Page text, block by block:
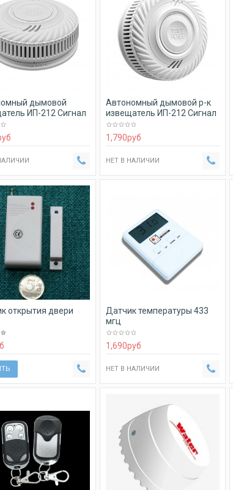
дымовой
ИП-212 Сигнал
Автономный дымовой р-к
извещатель ИП-212 Сигнал
П-2
1,790руб
НЕТ В НАЛИЧИИ
открытия двери
Датчик температуры 433
мгц
1,690руб
НЕТ В НАЛИЧИИ